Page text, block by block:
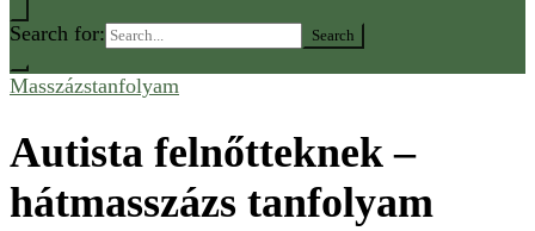
Search for:
Masszázstanfolyam
Autista felnőtteknek –
hátmasszázs tanfolyam